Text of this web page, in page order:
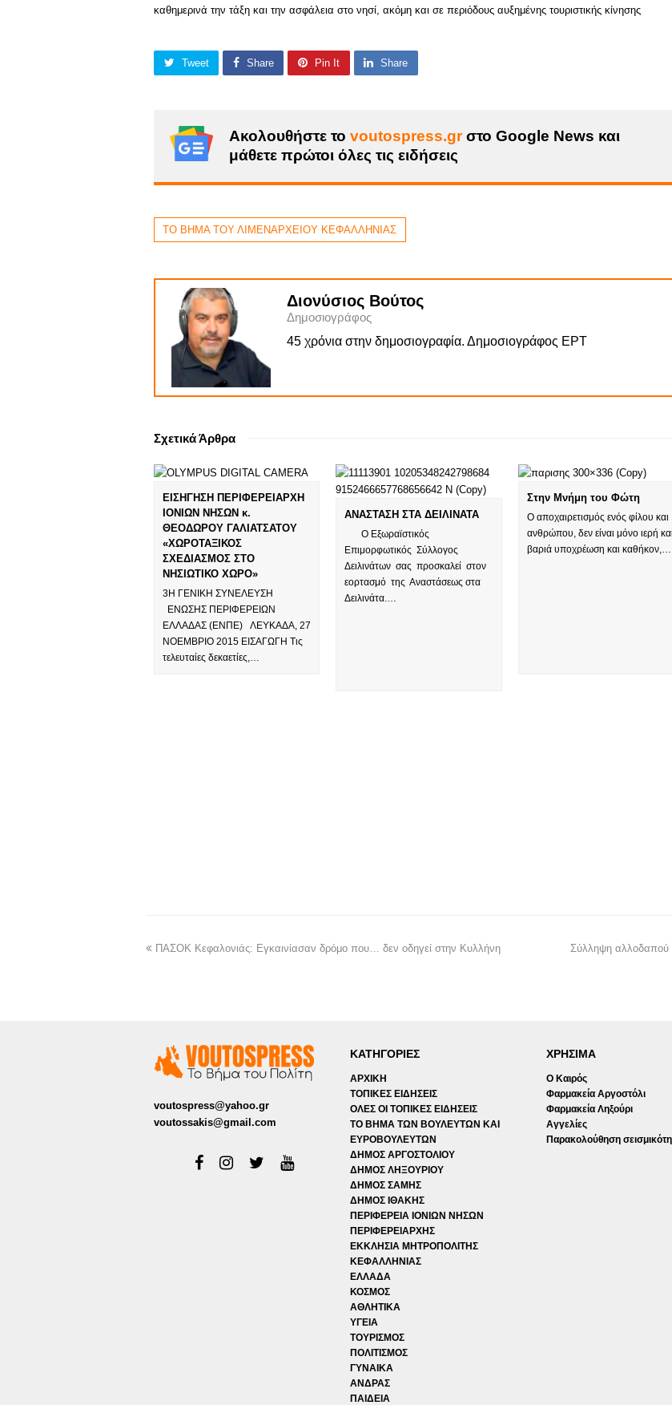
καθημερινά την τάξη και την ασφάλεια στο νησί, ακόμη και σε περιόδους αυξημένης τουριστικής κίνησης
Tweet Share Pin It Share
Ακολουθήστε τοvoutospress.grστο Google News και
μάθετε πρώτοι όλες τις ειδήσεις
ΤΟ ΒΗΜΑ ΤΟΥ ΛΙΜΕΝΑΡΧΕΙΟΥ ΚΕΦΑΛΛΗΝΙΑΣ
Διονύσιος Βούτος
Δημοσιογράφος
45 χρόνια στην δημοσιογραφία. Δημοσιογράφος ΕΡΤ
Σχετικά Άρθρα
ΕΙΣΗΓΗΣΗ ΠΕΡΙΦΕΡΕΙΑΡΧΗ
ΙΟΝΙΩΝ ΝΗΣΩΝ κ.
ΘΕΟΔΩΡΟΥ ΓΑΛΙΑΤΣΑΤΟΥ
«ΧΩΡΟΤΑΞΙΚΟΣ
ΣΧΕΔΙΑΣΜΟΣ ΣΤΟ
ΝΗΣΙΩΤΙΚΟ ΧΩΡΟ»
3Η ΓΕΝΙΚΗ ΣΥΝΕΛΕΥΣΗ
ΕΝΩΣΗΣ ΠΕΡΙΦΕΡΕΙΩΝ
ΕΛΛΑΔΑΣ (ΕΝΠΕ) ΛΕΥΚΑΔΑ, 27
ΝΟΕΜΒΡΙΟ 2015 ΕΙΣΑΓΩΓΗ Τις
τελευταίες δεκαετίες,…
ΑΝΑΣΤΑΣΗ ΣΤΑ ΔΕΙΛΙΝΑΤΑ
Ο Εξωραϊστικός
Επιμορφωτικός Σύλλογος
Δειλινάτων σας προσκαλεί στον
εορτασμό της Αναστάσεως στα
Δειλινάτα.…
Στην Μνήμη του Φώτη
Ο αποχαιρετισμός ενός φίλου και
ανθρώπου, δεν είναι μόνο ιερή και
βαριά υποχρέωση και καθήκον,…
ΠΑΣΟΚ Κεφαλονιάς: Εγκαινίασαν δρόμο που… δεν οδηγεί στην Κυλλήνη Σύλληψη αλλοδαπού
voutospress@yahoo.gr
voutossakis@gmail.com
ΚΑΤΗΓΟΡΙΕΣ
ΑΡΧΙΚΗ
ΤΟΠΙΚΕΣ ΕΙΔΗΣΕΙΣ
ΟΛΕΣ ΟΙ ΤΟΠΙΚΕΣ ΕΙΔΗΣΕΙΣ
ΤΟ ΒΗΜΑ ΤΩΝ ΒΟΥΛΕΥΤΩΝ ΚΑΙ
ΕΥΡΟΒΟΥΛΕΥΤΩΝ
ΔΗΜΟΣ ΑΡΓΟΣΤΟΛΙΟΥ
ΔΗΜΟΣ ΛΗΞΟΥΡΙΟΥ
ΔΗΜΟΣ ΣΑΜΗΣ
ΔΗΜΟΣ ΙΘΑΚΗΣ
ΠΕΡΙΦΕΡΕΙΑ ΙΟΝΙΩΝ ΝΗΣΩΝ
ΠΕΡΙΦΕΡΕΙΑΡΧΗΣ
ΕΚΚΛΗΣΙΑ ΜΗΤΡΟΠΟΛΙΤΗΣ
ΚΕΦΑΛΛΗΝΙΑΣ
ΕΛΛΑΔΑ
ΚΟΣΜΟΣ
ΑΘΛΗΤΙΚΑ
ΥΓΕΙΑ
ΤΟΥΡΙΣΜΟΣ
ΠΟΛΙΤΙΣΜΟΣ
ΓΥΝΑΙΚΑ
ΑΝΔΡΑΣ
ΠΑΙΔΕΙΑ
ΧΡΗΣΙΜΑ
Ο Καιρός
Φαρμακεία Αργοστόλι
Φαρμακεία Ληξούρι
Αγγελίες
Παρακολούθηση